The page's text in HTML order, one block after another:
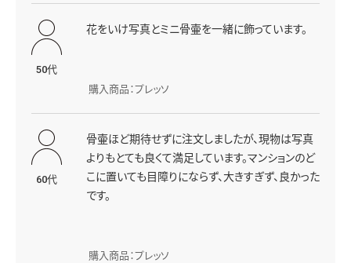
50代
花をいけ写真とミニ骨壷を一緒に飾っています。
購入商品：プレッソ
60代
骨壷ほど期待せずに注文しましたが、現物は写真
よりもとても良くて満足しています。マンションのど
こに置いても目障りにならず、大きすぎず、良かった
です。
購入商品：プレッソ